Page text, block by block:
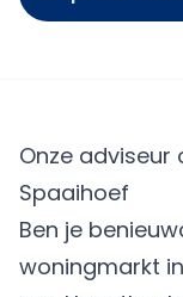
Onze adviseur
Spaaihoef
Ben je
woningmarkt